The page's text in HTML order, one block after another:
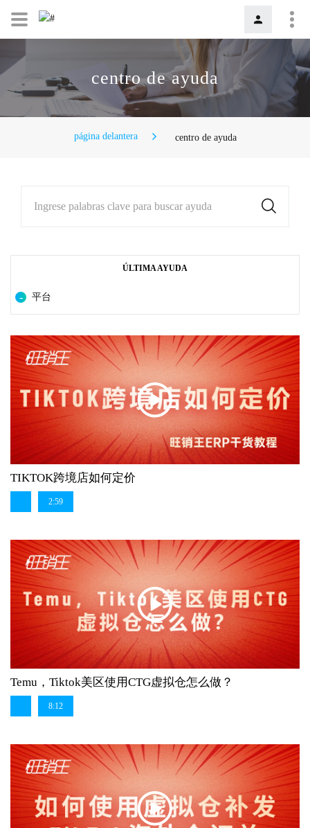
centro de ayuda
página delantera centro de ayuda
Ingrese palabras clave para buscar ayuda
ÚLTIMA AYUDA
平台
TIKTOK跨境店如何定价
2:59
Temu，Tiktok美区使用CTG虚拟仓怎么做？
8:12